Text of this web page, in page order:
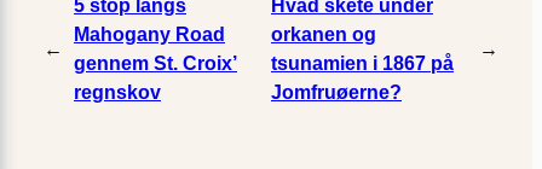
←
5 stop langs
Mahogany Road
gennem St. Croix’
regnskov
Hvad skete under
orkanen og
tsunamien i 1867 på
Jomfruøerne?
→